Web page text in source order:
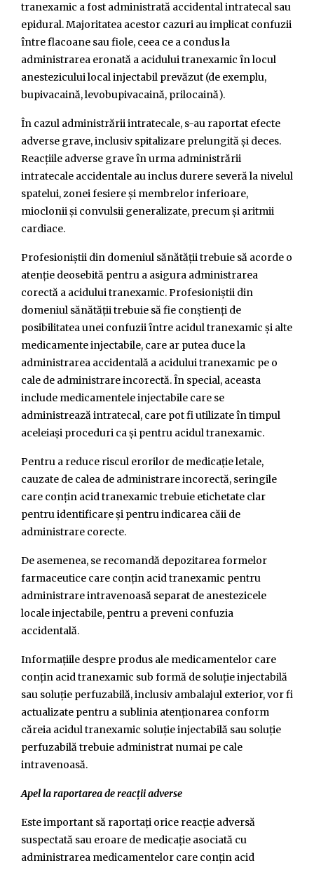
tranexamic a fost administrată accidental intratecal sau
epidural. Majoritatea acestor cazuri au implicat confuzii
între flacoane sau fiole, ceea ce a condus la
administrarea eronată a acidului tranexamic în locul
anestezicului local injectabil prevăzut (de exemplu,
bupivacaină, levobupivacaină, prilocaină).
În cazul administrării intratecale, s-au raportat efecte
adverse grave, inclusiv spitalizare prelungită și deces.
Reacțiile adverse grave în urma administrării
intratecale accidentale au inclus durere severă la nivelul
spatelui, zonei fesiere și membrelor inferioare,
mioclonii și convulsii generalizate, precum și aritmii
cardiace.
Profesioniștii din domeniul sănătății trebuie să acorde o
atenție deosebită pentru a asigura administrarea
corectă a acidului tranexamic. Profesioniștii din
domeniul sănătății trebuie să fie conștienți de
posibilitatea unei confuzii între acidul tranexamic și alte
medicamente injectabile, care ar putea duce la
administrarea accidentală a acidului tranexamic pe o
cale de administrare incorectă. În special, aceasta
include medicamentele injectabile care se
administrează intratecal, care pot fi utilizate în timpul
aceleiași proceduri ca și pentru acidul tranexamic.
Pentru a reduce riscul erorilor de medicație letale,
cauzate de calea de administrare incorectă, seringile
care conțin acid tranexamic trebuie etichetate clar
pentru identificare și pentru indicarea căii de
administrare corecte.
De asemenea, se recomandă depozitarea formelor
farmaceutice care conțin acid tranexamic pentru
administrare intravenoasă separat de anestezicele
locale injectabile, pentru a preveni confuzia
accidentală.
Informațiile despre produs ale medicamentelor care
conțin acid tranexamic sub formă de soluție injectabilă
sau soluție perfuzabilă, inclusiv ambalajul exterior, vor fi
actualizate pentru a sublinia atenționarea conform
căreia acidul tranexamic soluție injectabilă sau soluție
perfuzabilă trebuie administrat numai pe cale
intravenoasă.
Apel la raportarea de reacții adverse
Este important să raportați orice reacție adversă
suspectată sau eroare de medicație asociată cu
administrarea medicamentelor care conțin acid